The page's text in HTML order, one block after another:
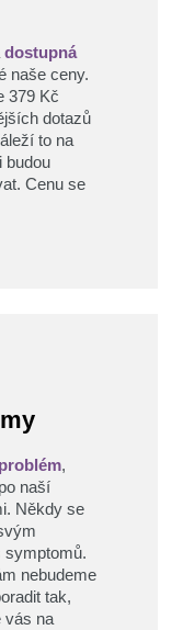
dostupná
naše ceny.
379 Kč
dotazů
to na
budou
Cenu se
,
naší
Někdy se
symptomů.
nebudeme
tak,
vás na